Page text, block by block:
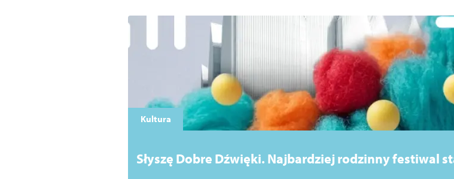
Kultura
Słyszę Dobre Dźwięki. Najbardziej rodzinny festiwal